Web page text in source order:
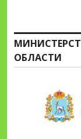
ОБЛАСТИ